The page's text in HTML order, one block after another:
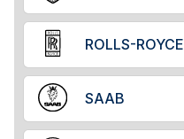
ROLLS-ROYCE
SAAB